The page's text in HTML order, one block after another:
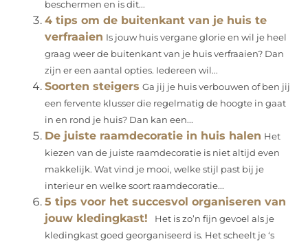
beschermen en is dit...
4 tips om de buitenkant van je huis te
verfraaien Is jouw huis vergane glorie en wil je heel
graag weer de buitenkant van je huis verfraaien? Dan
zijn er een aantal opties. Iedereen wil...
Soorten steigers Ga jij je huis verbouwen of ben jij
een fervente klusser die regelmatig de hoogte in gaat
in en rond je huis? Dan kan een...
De juiste raamdecoratie in huis halen Het
kiezen van de juiste raamdecoratie is niet altijd even
makkelijk. Wat vind je mooi, welke stijl past bij je
interieur en welke soort raamdecoratie...
5 tips voor het succesvol organiseren van
jouw kledingkast!
Het is zo’n fijn gevoel als je
kledingkast goed georganiseerd is. Het scheelt je ‘s